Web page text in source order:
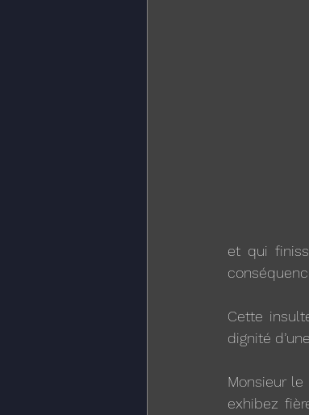
et qui
Cette
dignité
Monsieur
exhibez